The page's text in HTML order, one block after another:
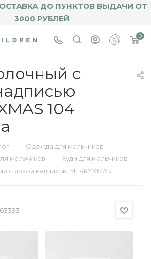
ДО ПУНКТОВ ВЫДАЧИ ОТ
3000 РУБЛЕЙ
0
с
104
— Одежда для мальчиков —
мальчиков — Худи для мальчиков
с яркой надписью MERRYXMAS